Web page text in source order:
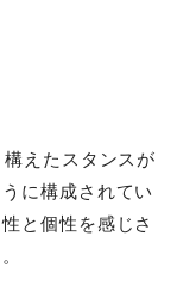
えたスタンスが
に構成されてい
と個性を感じさ